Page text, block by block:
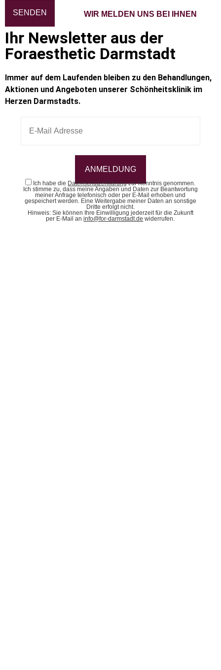
WIR MELDEN UNS BEI IHNEN
Ihr Newsletter aus der
Foraesthetic Darmstadt
Immer auf dem Laufenden bleiben zu den Behandlungen,
Aktionen und Angeboten unserer Schönheitsklinik im
Herzen Darmstadts.
Ich habe die Datenschutzerklärungzur Kenntnis genommen.
Ich stimme zu, dass meine Angaben und Daten zur Beantwortung
meiner Anfrage telefonisch oder per E-Mail erhoben und
gespeichert werden. Eine Weitergabe meiner Daten an sonstige
Dritte erfolgt nicht.
Hinweis: Sie können Ihre Einwilligung jederzeit für die Zukunft
per E-Mail aninfo@for-darmstadt.de widerrufen.